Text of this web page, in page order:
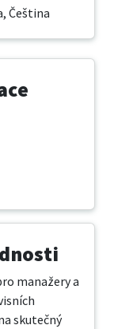
Čeština
manažery a
skutečný